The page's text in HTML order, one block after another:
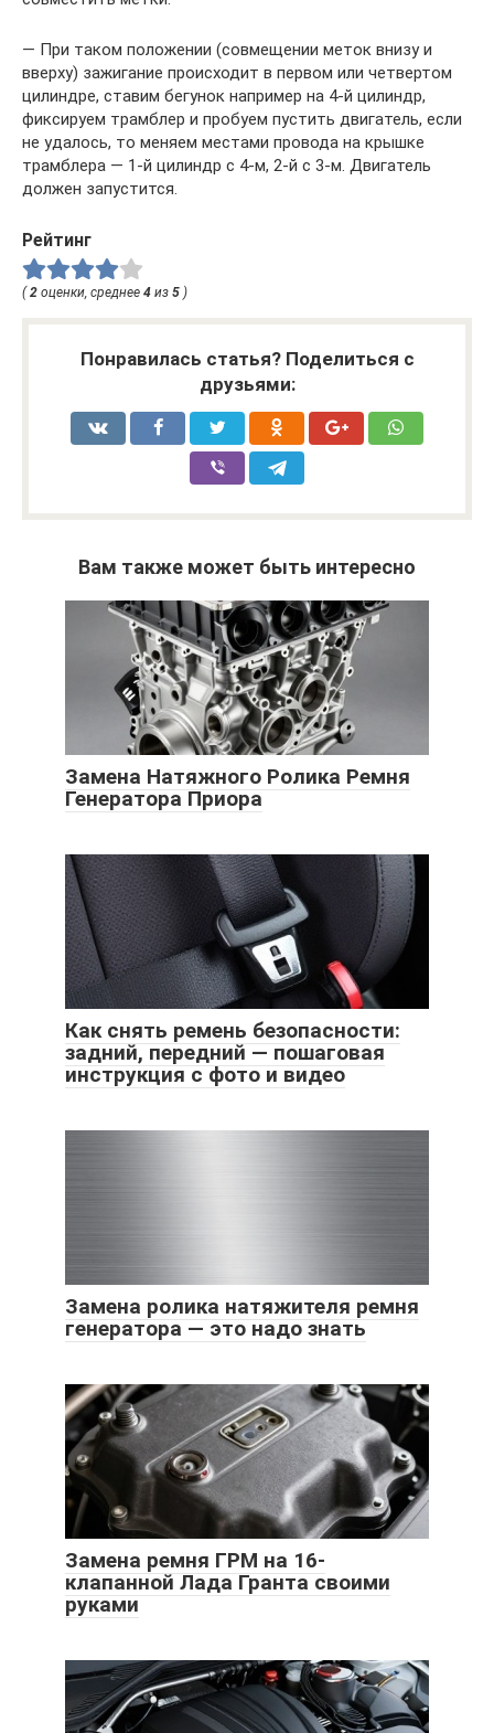
— При таком положении (совмещении меток внизу и
вверху) зажигание происходит в первом или четвертом
цилиндре, ставим бегунок например на 4-й цилиндр,
фиксируем трамблер и пробуем пустить двигатель, если
не удалось, то меняем местами провода на крышке
трамблера — 1-й цилиндр с 4-м, 2-й с 3-м. Двигатель
должен запустится.
Рейтинг
(2 оценки, среднее 4 из 5 )
Понравилась статья? Поделиться с
друзьями:
Вам также может быть интересно
Замена Натяжного Ролика Ремня
Генератора Приора
Как снять ремень безопасности:
задний, передний — пошаговая
инструкция с фото и видео
Замена ролика натяжителя ремня
генератора — это надо знать
Замена ремня ГРМ на 16-
клапанной Лада Гранта своими
руками